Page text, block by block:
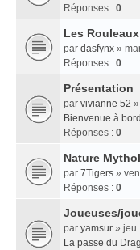
Réponses : 0
Les
par dasfynx »
Réponses : 0
Présentation
par vivianne 52
Bienvenue à
Réponses : 0
Nature
par 7Tigers »
Réponses : 0
Joueuses/
par yamsur »
La passe du